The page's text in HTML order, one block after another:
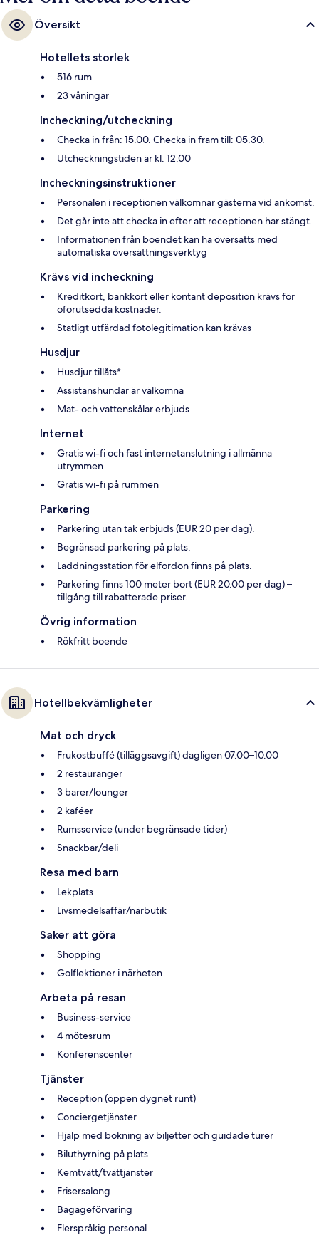
Översikt
Hotellets storlek
516 rum
23 våningar
Incheckning/utcheckning
Checka in från: 15.00. Checka in fram till: 05.30.
Utcheckningstiden är kl. 12.00
Incheckningsinstruktioner
Personalen i receptionen välkomnar gästerna vid ankomst.
Det går inte att checka in efter att receptionen har stängt.
Informationen från boendet kan ha översatts med
automatiska översättningsverktyg
Krävs vid incheckning
Kreditkort, bankkort eller kontant deposition krävs för
oförutsedda kostnader.
Statligt utfärdad fotolegitimation kan krävas
Husdjur
Husdjur tillåts*
Assistanshundar är välkomna
Mat- och vattenskålar erbjuds
Internet
Gratis wi-fi och fast internetanslutning i allmänna
utrymmen
Gratis wi-fi på rummen
Parkering
Parkering utan tak erbjuds (EUR 20 per dag).
Begränsad parkering på plats.
Laddningsstation för elfordon finns på plats.
Parkering finns 100 meter bort (EUR 20.00 per dag) –
tillgång till rabatterade priser.
Övrig information
Rökfritt boende
Hotellbekvämligheter
Mat och dryck
Frukostbuffé (tilläggsavgift) dagligen 07.00–10.00
2 restauranger
3 barer/lounger
2 kaféer
Rumsservice (under begränsade tider)
Snackbar/deli
Resa med barn
Lekplats
Livsmedelsaffär/närbutik
Saker att göra
Shopping
Golflektioner i närheten
Arbeta på resan
Business-service
4 mötesrum
Konferenscenter
Tjänster
Reception (öppen dygnet runt)
Conciergetjänster
Hjälp med bokning av biljetter och guidade turer
Biluthyrning på plats
Kemtvätt/tvättjänster
Frisersalong
Bagageförvaring
Flerspråkig personal